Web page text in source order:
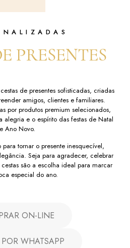
PRESENTES
de presentes sofisticadas, criadas
amigos, clientes e familiares.
por produtos premium selecionados,
alegria e o espírito das festas de Natal
e Ano Novo.
tornar o presente inesquecível,
Seja para agradecer, celebrar
são a escolha ideal para marcar
especial do ano.
ON-LINE
WHATSAPP